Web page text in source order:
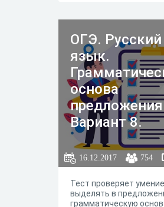
ОГЭ. Русский
язык.
основа
предложения
Вариант 8.
16.12.2017 754
Тест проверяет умение
выделять в
грамматическую